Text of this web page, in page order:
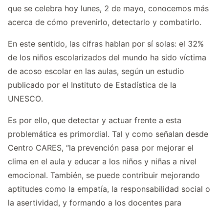
que se celebra hoy lunes, 2 de mayo, conocemos más
acerca de cómo prevenirlo, detectarlo y combatirlo.
En este sentido, las cifras hablan por sí solas: el 32%
de los niños escolarizados del mundo ha sido víctima
de acoso escolar en las aulas, según un estudio
publicado por el Instituto de Estadística de la
UNESCO.
Es por ello, que detectar y actuar frente a esta
problemática es primordial. Tal y como señalan desde
Centro CARES, “la prevención pasa por mejorar el
clima en el aula y educar a los niños y niñas a nivel
emocional. También, se puede contribuir mejorando
aptitudes como la empatía, la responsabilidad social o
la asertividad, y formando a los docentes para